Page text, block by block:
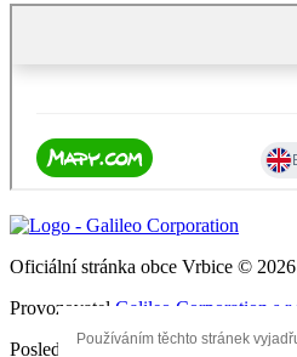
Používáním těchto stránek
Oficiální stránka obce Vrbice © 2026
Provozovatel Galileo Corporation
Poslední aktualizace: 5. 8. 2026